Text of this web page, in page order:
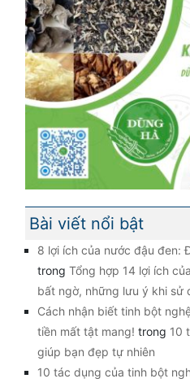
Bài viết nổi bật
8 lợi ích của nước đậu đen:
trong Tổng hợp 14 lợi ích
bất ngờ, những lưu ý khi sử
Cách nhận biết tinh bột
tiền mất tật mang! trong 10
giúp bạn đẹp tự nhiên
10 tác dụng của tinh bột